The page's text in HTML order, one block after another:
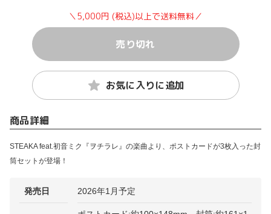
＼5,000円 (税込)以上で送料無料／
売り切れ
お気に入りに追加
商品詳細
STEAKA feat.初音ミク『ヲチラレ』の楽曲より、ポストカードが3枚入った封
筒セットが登場！
発売日 2026年1月予定